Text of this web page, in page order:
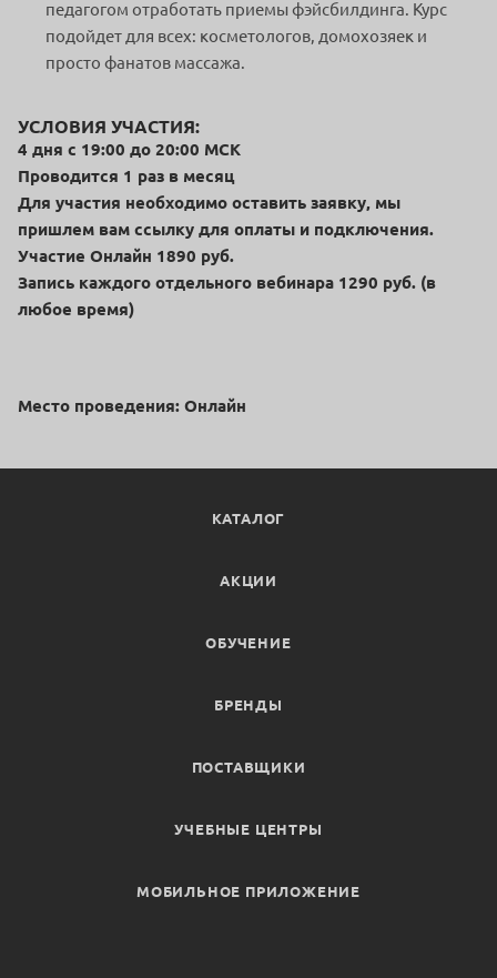
педагогом отработать приемы фэйсбилдинга. Курс
подойдет для всех: косметологов, домохозяек и
просто фанатов массажа.
УСЛОВИЯ УЧАСТИЯ:
4 дня c 19:00 до 20:00 МСК
Проводится 1 раз в месяц
Для участия необходимо оставить заявку, мы
пришлем вам ссылку для оплаты и подключения.
Участие Онлайн 1890 руб.
Запись каждого отдельного вебинара 1290 руб. (в
любое время)
Место проведения: Онлайн
КАТАЛОГ
АКЦИИ
ОБУЧЕНИЕ
БРЕНДЫ
ПОСТАВЩИКИ
УЧЕБНЫЕ ЦЕНТРЫ
МОБИЛЬНОЕ ПРИЛОЖЕНИЕ